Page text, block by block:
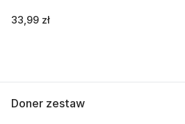
33,99 zł
Doner zestaw